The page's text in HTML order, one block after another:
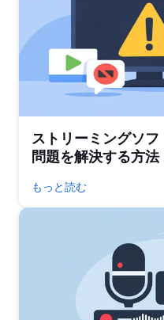
ストリーミングソ
問題を解決する方法
もっと読む